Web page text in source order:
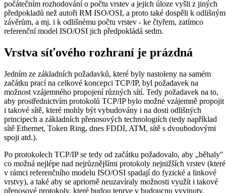
počátečním rozhodování o počtu vrstev a jejich úloze vyšli z jiných
předpokladů než autoři RM ISO/OSI, a proto také dospěli k odlišným
závěrům, a mj. i k odlišnému počtu vrstev - ke čtyřem, zatímco
referenční model ISO/OSI jich předpokládá sedm.
Vrstva síťového rozhraní je prázdná
Jedním ze základních požadavků, které byly nastoleny na samém
začátku prací na celkové koncepci TCP/IP, byl požadavek na
možnost vzájemného propojení různých sítí. Tedy požadavek na to,
aby prostřednictvím protokolů TCP/IP bylo možné vzájemně propojit
i takové sítě, které mohly být vybudovány i na dosti odlišných
principech a základních přenosových technologiích (tedy například
sítě Ethernet, Token Ring, dnes FDDI, ATM, sítě s dvoubodovými
spoji atd.).
Po protokolech TCP/IP se tedy od začátku požadovalo, aby „běhaly"
co možná nejlépe nad nejrůznějšími protokoly nejnižších vrstev (které
v rámci referenčního modelu ISO/OSI spadají do fyzické a linkové
vrstvy), a také aby se apriorně neuzavíraly možnosti využít i takové
přenosové protokoly, které budou teprve v budoucnu vyvinuty.